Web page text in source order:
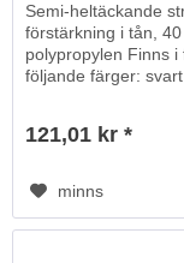
Semi-heltäckande
förstärkning i tån,
polypropylen Finns
följande färger: svart
121,01 kr *
minns